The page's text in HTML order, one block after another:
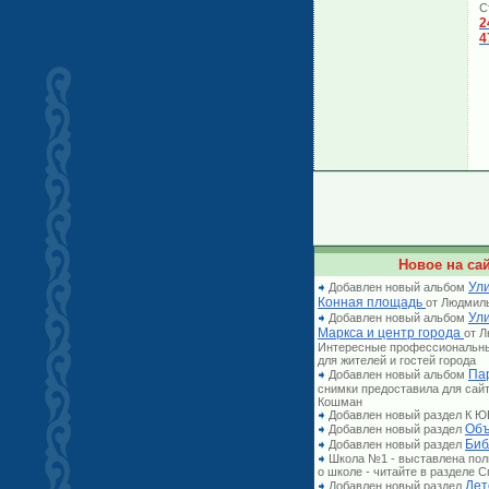
Новое на
Добавлен новый альбом
Конная площадь от
Добавлен новый альбом
Маркса и центр города от
Интересные
для жителей и гостей города
Добавлен новый альбом
снимки предоставила для
Кошман
Добавлен новый раздел
Добавлен новый раздел
Добавлен новый раздел
Школа №1 - выставлена
о школе - читайте в разделе
Добавлен новый раздел